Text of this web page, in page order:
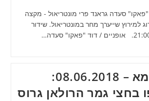
1 / דוד "פאקו" סעדה גראנד פרי מונטריאול - מקצה
למירוץ שייערך מחר במונטריאול. שידור
אירועי דיומא – 08.06.2018:
בחצי גמר הרולאן גרוס